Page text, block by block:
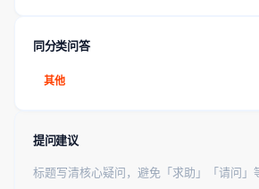
同分类问答
其他
提问建议
标题写清核心疑问，避免「求助」「请问」